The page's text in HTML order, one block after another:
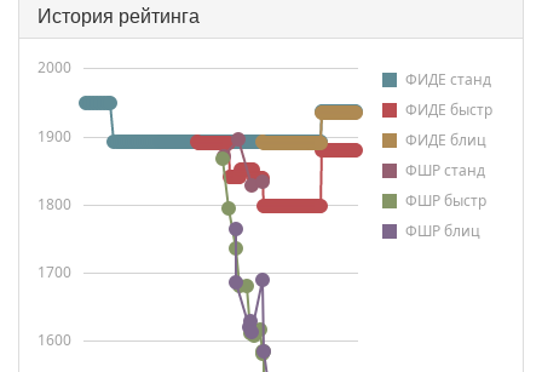
История рейтинга
ФИДЕ станд
ФИДЕ быстр
ФИДЕ блиц
ФШР станд
ФШР быстр
ФШР блиц
1600
1700
1800
1900
2000